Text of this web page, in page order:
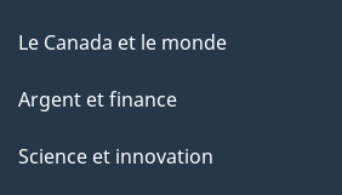
Le Canada et le monde
Argent et finance
Science et innovation